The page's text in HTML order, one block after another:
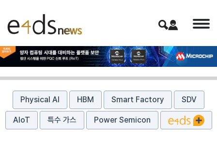
Physical AI HBM Smart Factory SDV
AIoT 특수 가스 Power Semicon